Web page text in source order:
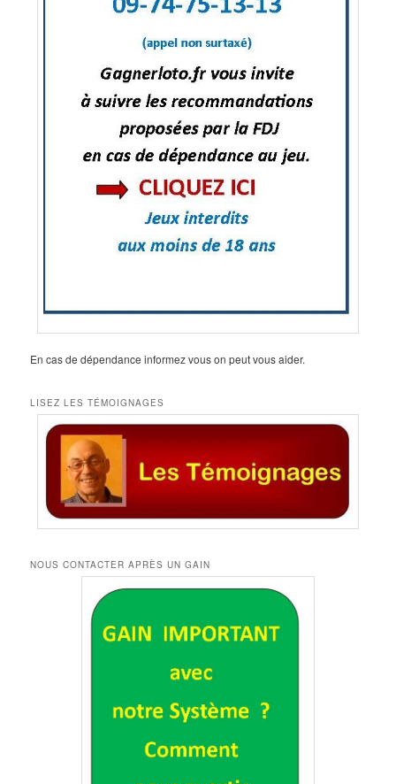
En cas de dépendance informez vous on peut vous aider.
LISEZ LES TÉMOIGNAGES
NOUS CONTACTER APRÈS UN GAIN